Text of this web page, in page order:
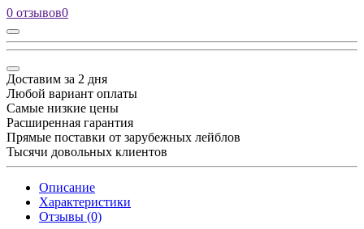
0 отзывов0
Доставим за 2 дня
Любой вариант оплаты
Самые низкие цены
Расширенная гарантия
Прямые поставки от зарубежных лейблов
Тысячи довольных клиентов
Описание
Характеристики
Отзывы (0)